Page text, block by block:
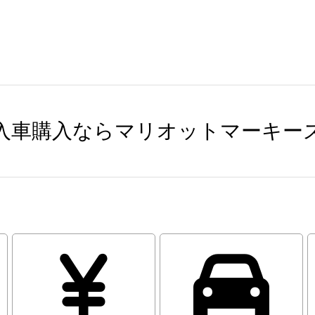
車購入ならマリオットマーキー